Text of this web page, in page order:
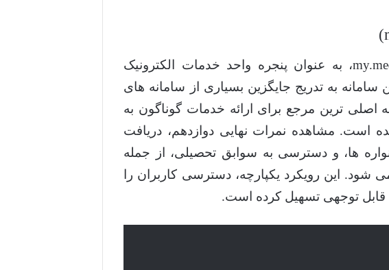
سامانه مای مدیو، به نشانی اینترنتی my.medu.ir، به عنوان پنجره واحد خدمات الکترونیک
به تدریج جایگزین بسیاری از سامانه های
اصلی ترین مرجع برای ارائه خدمات گوناگون به
است. مشاهده نمرات نهایی دوازدهم، دریافت
ها، و دسترسی به سوابق تحصیلی، از جمله
شود. این رویکرد یکپارچه، دسترسی کاربران را
قابل توجهی تسهیل کرده است.